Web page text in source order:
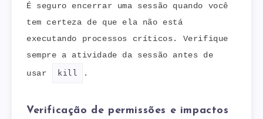
É seguro encerrar uma sessão quando você
tem certeza de que ela não está
executando processos críticos. Verifique
sempre a atividade da sessão antes de
usar
kill .
Verificação de permissões e impactos